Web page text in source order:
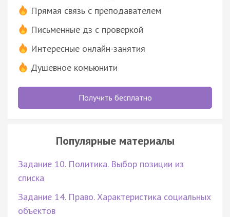
Прямая связь с преподавателем
Письменные дз с проверкой
Интересные онлайн-занятия
Душевное комьюнити
Получить бесплатно
Популярные материалы
Задание 10. Политика. Выбор позиции из
списка
Задание 14. Право. Характеристика социальных
объектов